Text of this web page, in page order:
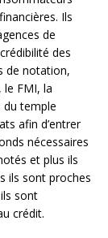
Ils
de
des
de notation,
FMI, la
du temple
afin d’entrer
nécessaires
et plus ils
ils sont proches
sont
crédit.